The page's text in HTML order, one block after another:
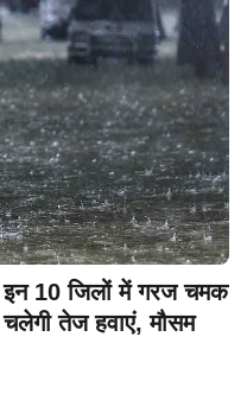
10 जिलों में गरज चमक
तेज हवाएं, मौसम